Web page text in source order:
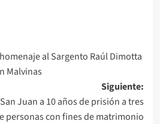
al Sargento Raúl Dimotta
Malvinas
Siguiente:
Juan a 10 años de prisión a tres
personas con fines de matrimonio